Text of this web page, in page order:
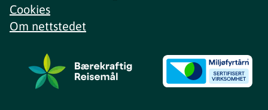
Cookies
Om nettstedet